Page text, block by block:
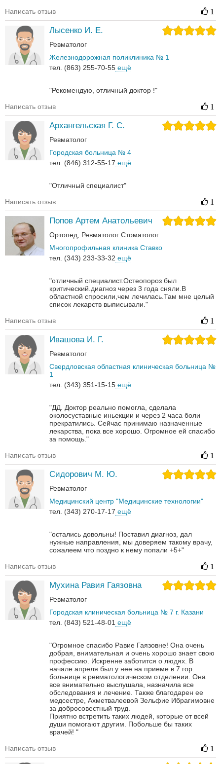
Написать отзыв 1
Лысенко И. Е.
Ревматолог
Железнодорожная поликлиника № 1
тел. (863) 255-70-55 ещё
"Рекомендую, отличный доктор !"
Написать отзыв 1
Архангельская Г. С.
Ревматолог
Городская больница № 4
тел. (846) 312-55-17 ещё
"Отличный специалист"
Написать отзыв 1
Попов Артем Анатольевич
Ортопед Ревматолог Стоматолог
Многопрофильная клиника Ставко
тел. (343) 233-33-32 ещё
"отличный специалист.Остеопороз был
критический.диагноз через 3 года сняли.В
областной спросили,чем лечилась.Там мне целый
список лекарств выписывали."
Написать отзыв 1
Ивашова И. Г.
Ревматолог
Свердловская областная клиническая больница №
1
тел. (343) 351-15-15 ещё
"ДД. Доктор реально помогла, сделала
околосуставные иньекции и через 2 часа боли
прекратились. Сейчас принимаю назначенные
лекарства, пока все хорошо. Огромное ей спасибо
за помощь."
Написать отзыв 1
Сидорович М. Ю.
Ревматолог
Медицинский центр "Медицинские технологии"
тел. (343) 270-17-17 ещё
"остались довольны! Поставил диагноз, дал
нужные направления, мы доверяем такому врачу,
сожалеем что поздно к нему попали +5+"
Написать отзыв 1
Мухина Равия Гаязовна
Ревматолог
Городская клиническая больница № 7 г. Казани
тел. (843) 521-48-01 ещё
"Огромное спасибо Равие Гаязовне! Она очень
добрая, внимательная и очень хорошо знает свою
профессию. Искренне заботится о людях. В
начале апреля был у нее на приеме в 7 гор.
больнице в ревматологическом отделении. Она
все внимательно выслушала, назначила все
обследования и лечение. Также благодарен ее
медсестре, Ахметвалеевой Зельфие Ибрагимовне
за добросовестный труд.
Приятно встретить таких людей, которые от всей
души помогают другим. Побольше бы таких
врачей! "
Написать отзыв 1